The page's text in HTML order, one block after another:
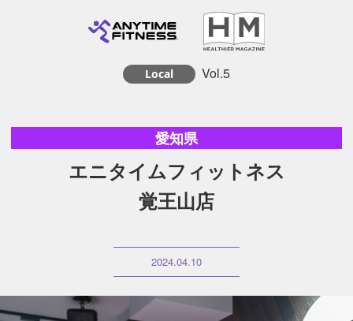
Local Vol.5
愛知県
エニタイムフィットネス
覚王山店
2024.04.10